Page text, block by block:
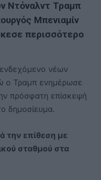
Ντόναλντ Τραμπ
Μπενιαμίν
περισσότερο
νέων
ο Τραμπ ενημέρωσε
πρόσφατη επίσκεψή
δημοσίευμα.
την επίθεση με
σταθμού στα